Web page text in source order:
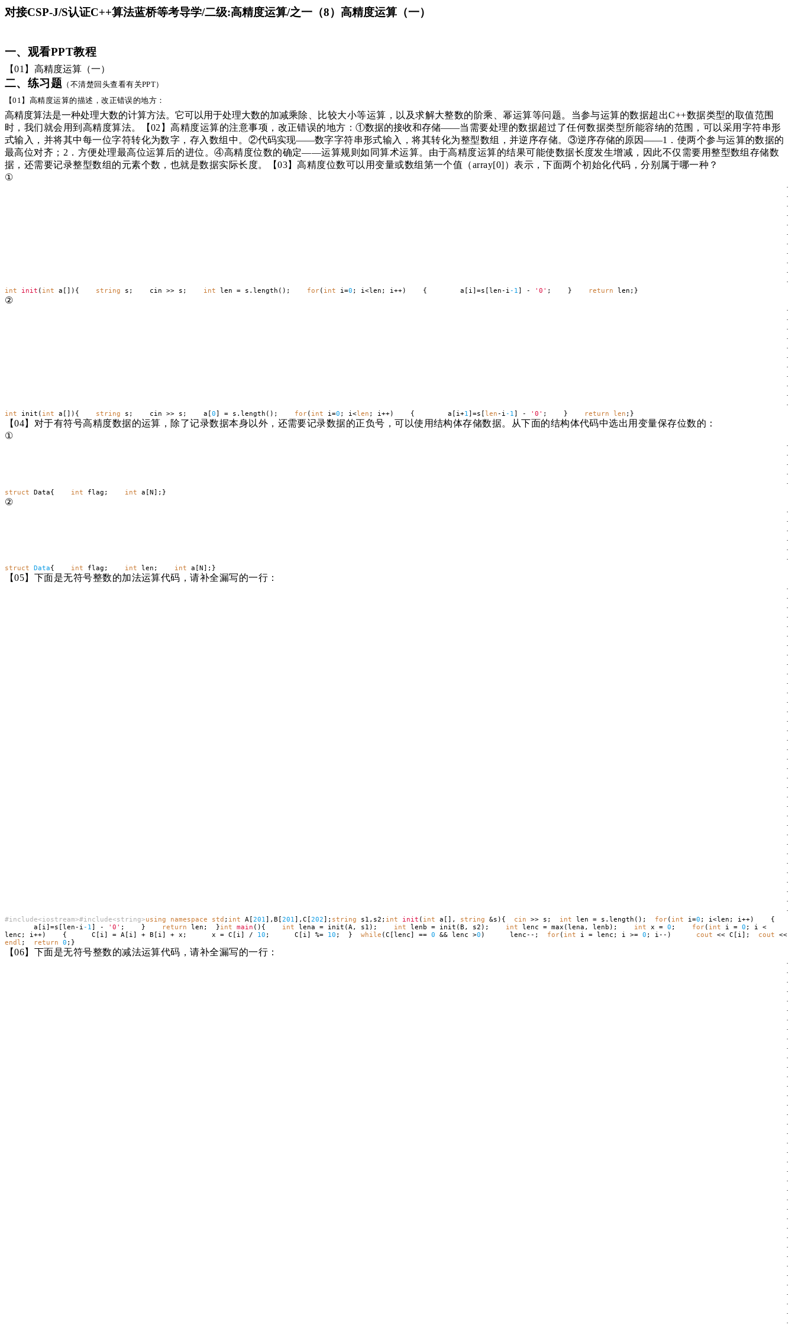
对接CSP-J/S认证C++算法蓝桥等考导学/二级:高精度运算/之一（8）高精度运算（一）
一、观看PPT教程
【01】 高精度运算（一）
二、练习题 （不清楚回头查看有关PPT）
【01】高精度运算的描述，改正错误的地方：
高精度算法是一种处理大数的计算方法。它可以用于处理大数的加减乘除、比较大小等运算，以及求解大整数的阶乘、幂运算等问题。当参与运算的数据超出C++数据类型的取值范围
时，我们就会用到高精度算法。【02】高精度运算的注意事项，改正错误的地方：①数据的接收和存储——当需要处理的数据超过了任何数据类型所能容纳的范围，可以采用字符串形
式输入，并将其中每一位字符转化为数字，存入数组中。 ②代码实现——数字字符串形式输入，将其转化为整型数组，并逆序存储。 ③逆序存储的原因——1．使两个参与运算的数据的
最高位对齐；2．方便处理最高位运算后的进位。④高精度位数的确定——运算规则如同算术运算。由于高精度运算的结果可能使数据长度发生增减，因此不仅需要用整型数组存储数
据，还需要记录整型数组的元素个数，也就是数据实际长度。【03】高精度位数可以用变量或数组第一个值（array[0]）表示，下面两个初始化代码，分别属于哪一种？
①
·
·
·
·
·
·
·
·
·
·
·
int init ( int a[]){ string s; cin >> s; int len = s.length(); for( int i=0 ; i<len; i++) { a[i]=s[len-i -1] - '0' ; } return len;}
②
·
·
·
·
·
·
·
·
·
·
·
int init( int a[]){ string s; cin >> s; a[0] = s.length(); for( int i=0 ; i<len ; i++) { a[i+1]=s[len-i -1] - '0' ; } return len ;}
【04】对于有符号高精度数据的运算，除了记录数据本身以外，还需要记录数据的正负号，可以使用结构体存储数据。从下面的结构体代码中选出用变量保存位数的：
①
·
·
·
·
·
struct Data{ int flag; int a[N];}
②
·
·
·
·
·
·
struct Data{ int flag; int len; int a[N];}
【05】下面是无符号整数的加法运算代码，请补全漏写的一行：
·
·
·
·
·
·
·
·
·
·
·
·
·
·
·
·
·
·
·
·
·
·
·
·
·
·
·
·
·
·
·
·
·
·
·
#include<iostream>#include<string>using namespace std ; int A[201],B[201],C[202]; string s1,s2; int init ( int a[], string &s){ cin >> s; int len = s.length(); for( int i=0 ; i<len; i++) {
a[i]=s[len-i -1] - '0' ; } return len; }int main (){ int lena = init(A, s1); int lenb = init(B, s2); int lenc = max(lena, lenb); int x = 0 ; for( int i = 0 ; i <
lenc; i++) { C[i] = A[i] + B[i] + x; x = C[i] / 10 ; C[i] %= 10 ; } while (C[lenc] == 0 && lenc >0 ) lenc--; for( int i = lenc; i >= 0 ; i--) cout << C[i]; cout <<
endl ; return 0 ;}
【06】下面是无符号整数的减法运算代码，请补全漏写的一行：
·
·
·
·
·
·
·
·
·
·
·
·
·
·
·
·
·
·
·
·
·
·
·
·
·
·
·
·
·
·
·
·
·
·
·
·
·
·
·